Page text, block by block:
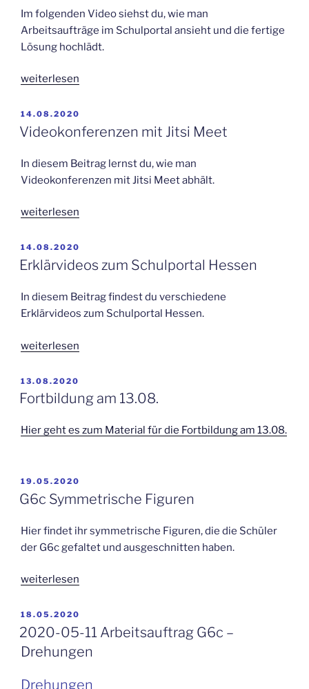
Im folgenden Video siehst du, wie man
Arbeitsaufträge im Schulportal ansieht und die fertige
Lösung hochlädt.
„Schulportal
für
Schüler:
ansehen
und
hochladen“
weiterlesen
VERÖFFENTLICHT
AM
14.08.2020
Videokonferenzen mit Jitsi Meet
In diesem Beitrag lernst du, wie man
Videokonferenzen mit Jitsi Meet abhält.
„Videokonferenzen
Jitsi
Meet“
weiterlesen
VERÖFFENTLICHT
AM
14.08.2020
Erklärvideos zum Schulportal Hessen
In diesem Beitrag findest du verschiedene
Erklärvideos zum Schulportal Hessen.
„Erklärvideos
Schulportal
Hessen“
weiterlesen
VERÖFFENTLICHT
AM
13.08.2020
Fortbildung am 13.08.
Hier geht es zum Material für die Fortbildung am 13.08.
VERÖFFENTLICHT
AM
19.05.2020
G6c Symmetrische Figuren
Hier findet ihr symmetrische Figuren, die die Schüler
der G6c gefaltet und ausgeschnitten haben.
weiterlesen
VERÖFFENTLICHT
AM
18.05.2020
2020-05-11 Arbeitsauftrag G6c –
Drehungen
Drehungen